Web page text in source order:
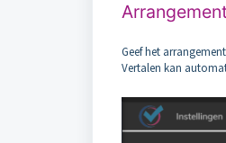
Geef het
Vertalen kan